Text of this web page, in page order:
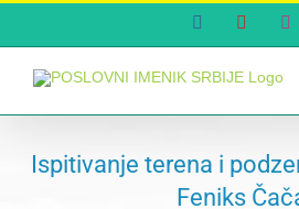
Facebook
Ispitivanje terena i
Feniks